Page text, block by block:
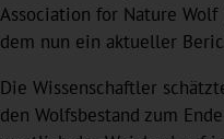
Association for Nature
dem nun ein aktueller
Die Wissenschaftler
den Wolfsbestand zum